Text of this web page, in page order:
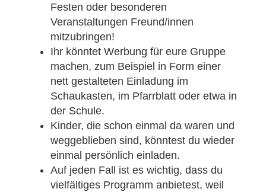
Festen oder besonderen
Veranstaltungen Freund/innen
mitzubringen!
Ihr könntet Werbung für eure Gruppe
machen, zum Beispiel in Form einer
nett gestalteten Einladung im
Schaukasten, im Pfarrblatt oder etwa in
der Schule.
Kinder, die schon einmal da waren und
weggeblieben sind, könntest du wieder
einmal persönlich einladen.
Auf jeden Fall ist es wichtig, dass du
vielfältiges Programm anbietest, weil